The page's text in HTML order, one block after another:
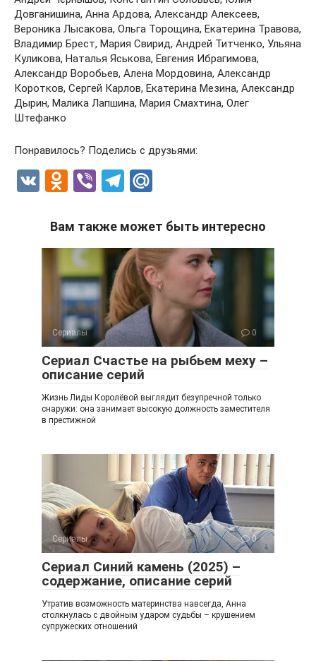
Довганишина, Анна Ардова, Александр Алексеев,
Вероника Лысакова, Ольга Торощина, Екатерина Травова,
Владимир Брест, Мария Свирид, Андрей Титченко, Ульяна
Куликова, Наталья Яськова, Евгения Ибрагимова,
Александр Воробьев, Алена Мордовина, Александр
Коротков, Сергей Карлов, Екатерина Мезина, Александр
Дырин, Малика Лапшина, Мария Смахтина, Олег
Штефанко
Понравилось? Поделись с друзьями:
V
O
n
o
kl
a
ss
ni
ki
Vi
er
T
e
gr
a
m
.R
u
Вам также может быть интересно
Сериалы 0
Сериал Счастье на рыбьем меху –
описание серий
Жизнь Лиды Королёвой выглядит безупречной только
снаружи: она занимает высокую должность заместителя
в престижной
Сериалы 0
Сериал Синий камень (2025) –
содержание, описание серий
Утратив возможность материнства навсегда, Анна
столкнулась с двойным ударом судьбы – крушением
супружеских отношений